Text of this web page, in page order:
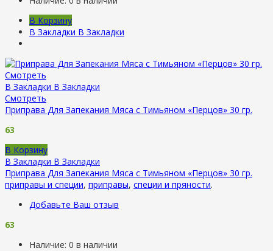
В Корзину
В Закладки В Закладки
Смотреть
В Закладки В Закладки
Смотреть
Приправа Для Запекания Мяса с Тимьяном «Перцов» 30 гр.
63
В Корзину
В Закладки В Закладки
Приправа Для Запекания Мяса с Тимьяном «Перцов» 30 гр.
приправы и специи, приправы, специи и пряности.
Добавьте Ваш отзыв
63
Наличие: 0 в наличии